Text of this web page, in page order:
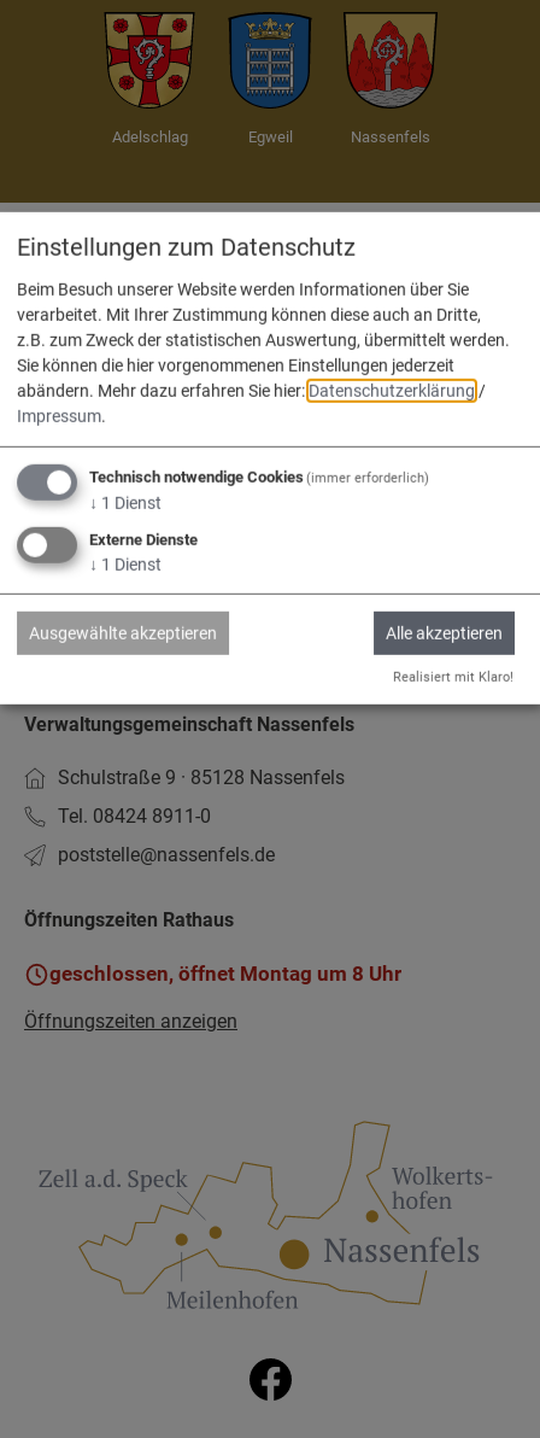
Adelschlag Egweil Nassenfels
Service
Kontakt & Öffnungszeiten
Impressum
Barrierefreiheit
www.vg-nassenfels.de
Bürgerservice-Portal
Kontakt
Verwaltungsgemeinschaft Nassenfels
Schulstraße 9 · 85128 Nassenfels
Tel. 08424 8911-0
poststelle­@nassenfels.de
Öffnungszeiten Rathaus
geschlossen, öffnet Montag um 8 Uhr
Öffnungszeiten anzeigen
Einstellungen zum Datenschutz
Beim Besuch unserer Website werden Informationen über Sie
verarbeitet. Mit Ihrer Zustimmung können diese auch an Dritte,
z.B. zum Zweck der statistischen Auswertung, übermittelt werden.
Sie können die hier vorgenommenen Einstellungen jederzeit
abändern. Mehr dazu erfahren Sie hier:Datenschutzerklärung /
Impressum.
Technisch notwendige Cookies(immer erforderlich)
↓ 1 Dienst
Externe Dienste
↓ 1 Dienst
Ausgewählte akzeptieren Alle akzeptieren
Realisiert mit Klaro!